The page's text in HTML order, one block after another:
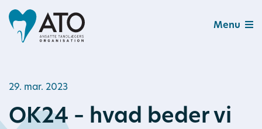
Menu
29. mar. 2023
OK24 – hvad beder vi